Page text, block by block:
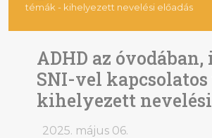
témák - kihelyezett nevelési előadás
ADHD az
SNI-vel
kihelyezett nevelési
2025. május 06.